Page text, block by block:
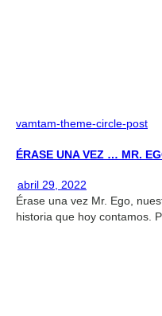
vamtam-theme-circle-post
ÉRASE UNA VEZ … MR.
abril 29, 2022
Érase una vez Mr. Ego,
historia que hoy contamos.